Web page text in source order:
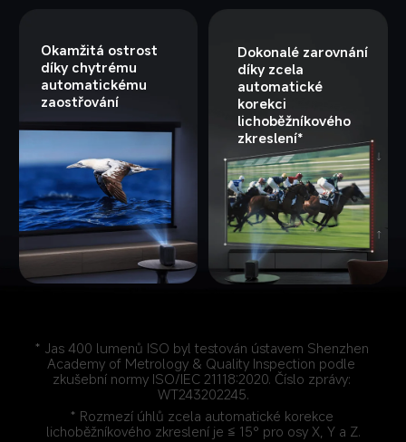
Okamžitá ostrost
díky chytrému
automatickému
zaostřování
Dokonalé zarovnání
díky zcela
automatické
korekci
lichoběžníkového
zkreslení*
* Jas 400 lumenů ISO byl testován ústavem Shenzhen
Academy of Metrology & Quality Inspection podle
zkušební normy ISO/IEC 21118:2020. Číslo zprávy:
WT243202245.
* Rozmezí úhlů zcela automatické korekce
lichoběžníkového zkreslení je ≦ 15° pro osy X, Y a Z.